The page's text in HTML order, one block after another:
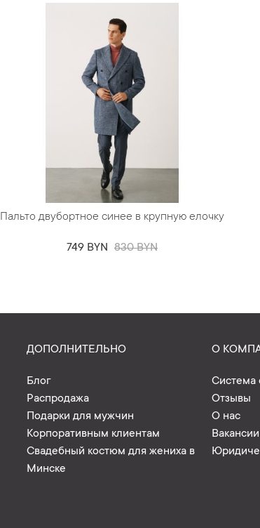
Пальто двубортное синее в крупную елочку
749 BYN 830 BYN
ДОПОЛНИТЕЛЬНО
Блог
Распродажа
Подарки для мужчин
Корпоративным клиентам
Свадебный костюм для жениха в
Минске
О
Система
Отзывы
О нас
Вакансии